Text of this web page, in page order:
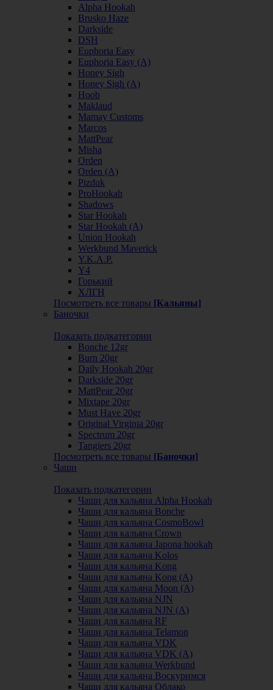
Alpha Hookah
Brusko Haze
Darkside
DSH
Euphoria Easy
Euphoria Easy (А)
Honey Sigh
Honey Sigh (А)
Hoob
Maklaud
Mamay Customs
Marcos
MattPear
Misha
Orden
Orden (А)
Pizduk
ProHookah
Shadows
Star Hookah
Star Hookah (А)
Union Hookah
Werkbund Maverick
Y.K.A.P.
Y4
Горький
ХЛГН
Посмотреть все товары [Кальяны]
Баночки
Показать подкатегории
Bonche 12gr
Burn 20gr
Daily Hookah 20gr
Darkside 20gr
MattPear 20gr
Mixtape 20gr
Must Have 20gr
Original Virginia 20gr
Spectrum 20gr
Tangiers 20gr
Посмотреть все товары [Баночки]
Чаши
Показать подкатегории
Чаши для кальяна Alpha Hookah
Чаши для кальяна Bonche
Чаши для кальяна CosmoBowl
Чаши для кальяна Crown
Чаши для кальяна Japona hookah
Чаши для кальяна Kolos
Чаши для кальяна Kong
Чаши для кальяна Kong (A)
Чаши для кальяна Moon (А)
Чаши для кальяна NJN
Чаши для кальяна NJN (А)
Чаши для кальяна RF
Чаши для кальяна Telamon
Чаши для кальяна VDK
Чаши для кальяна VDK (А)
Чаши для кальяна Werkbund
Чаши для кальяна Воскуримся
Чаши для кальяна Облако